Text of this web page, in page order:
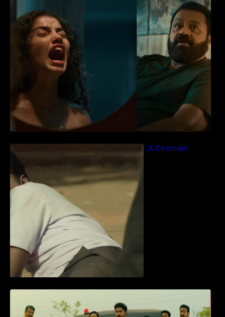
‘ജെഎസ്‌കെ’ ടീസർ പുറത്ത്; വക്കീൽ
വേഷത്തിൽ നിറഞ്ഞാടി സുരേഷ് ഗോപി..
Idiyan Chandhu – Teaser: A Cinematic
എത്തുന്ന “പാർട്നെർസ്” പ്രേക്ഷക ശ്രദ്ധ
നേടിയ ടീസർ കാണാം..